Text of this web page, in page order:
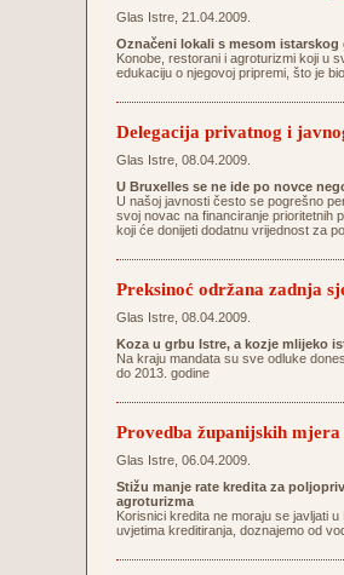
Glas Istre, 21.04.2009.
Označeni lokali s mesom istarskog
Konobe, restorani i agroturizmi koji u
edukaciju o njegovoj pripremi, što je
Delegacija privatnog i
Glas Istre, 08.04.2009.
U Bruxelles se ne ide po novce
U našoj javnosti često se pogrešno
svoj novac na financiranje prioritetnih
koji će donijeti dodatnu vrijednost za
Preksinoć održana zadnja
Glas Istre, 08.04.2009.
Koza u grbu Istre, a kozje mlijeko
Na kraju mandata su sve odluke
do 2013. godine
Provedba županijskih
Glas Istre, 06.04.2009.
Stižu manje rate kredita za
agroturizma
Korisnici kredita ne moraju se javljati
uvjetima kreditiranja, doznajemo od